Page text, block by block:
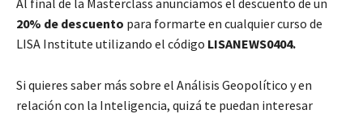
20% de descuento para formarte en cualquier curso de
LISA Institute utilizando el código LISANEWS0404.
Si quieres saber más sobre el Análisis Geopolítico y en
relación con la Inteligencia, quizá te puedan interesar